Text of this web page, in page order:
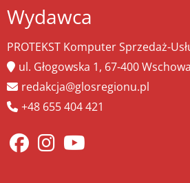
Wydawca
PROTEKST Komputer Sprzedaż-
ul. Głogowska 1, 67-400 Wschowa
redakcja@glosregionu.pl
+48 655 404 421